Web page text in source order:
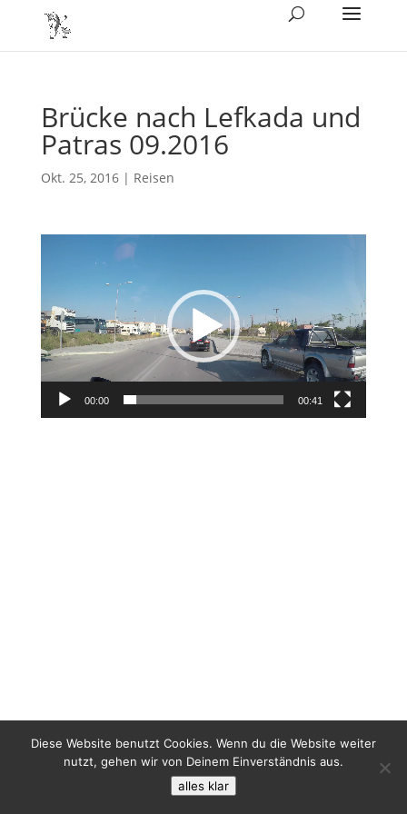
Brücke nach Lefkada und
Patras 09.2016
Okt. 25, 2016| Reisen
00:00 00:41
Diese Website benutzt Cookies. Wenn du die Website weiter
nutzt, gehen wir von Deinem Einverständnis aus.
alles klar